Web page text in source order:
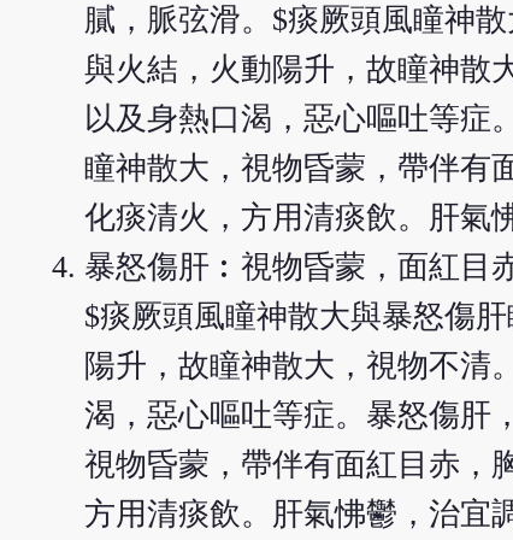
膩，脈弦滑。$痰厥頭風瞳神
與火結，火動陽升，故瞳神散
以及身熱口渴，惡心嘔吐等症
瞳神散大，視物昏蒙，帶伴有
化痰清火，方用清痰飲。肝氣
暴怒傷肝︰視物昏蒙，面紅目
$痰厥頭風瞳神散大與暴怒傷
陽升，故瞳神散大，視物不清
渴，惡心嘔吐等症。暴怒傷肝
視物昏蒙，帶伴有面紅目赤，
方用清痰飲。肝氣怫鬱，治宜